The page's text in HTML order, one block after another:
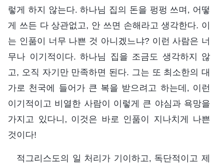
렇게 하지 않는다. 하나님 집의 돈을 펑펑 쓰며, 어떻
게 쓰든 다 상관없고, 안 쓰면 손해라고 생각한다. 이
는 인품이 너무 나쁜 것 아니겠느냐? 이런 사람은 너
무나 이기적이다. 하나님 집을 조금도 생각하지 않
고, 오직 자기만 만족하면 된다. 그는 또 최소한의 대
가로 천국에 들어가 큰 복을 받으려고 하는데, 이런
이기적이고 비열한 사람이 이렇게 큰 야심과 욕망을
가지고 있다니, 이것은 바로 인품이 지나치게 나쁜
것이다!
적그리스도의 일 처리가 기이하고, 독단적이고 제